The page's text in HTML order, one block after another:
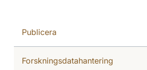
Publicera
Forskningsdatahantering